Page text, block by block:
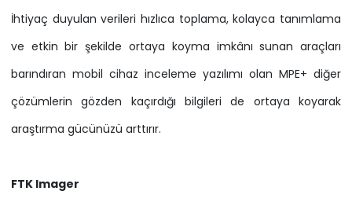
İhtiyaç duyulan verileri hızlıca toplama, kolayca tanımlama
ve etkin bir şekilde ortaya koyma imkânı sunan araçları
barındıran mobil cihaz inceleme yazılımı olan MPE+ diğer
çözümlerin gözden kaçırdığı bilgileri de ortaya koyarak
araştırma gücünüzü arttırır.
FTK Imager